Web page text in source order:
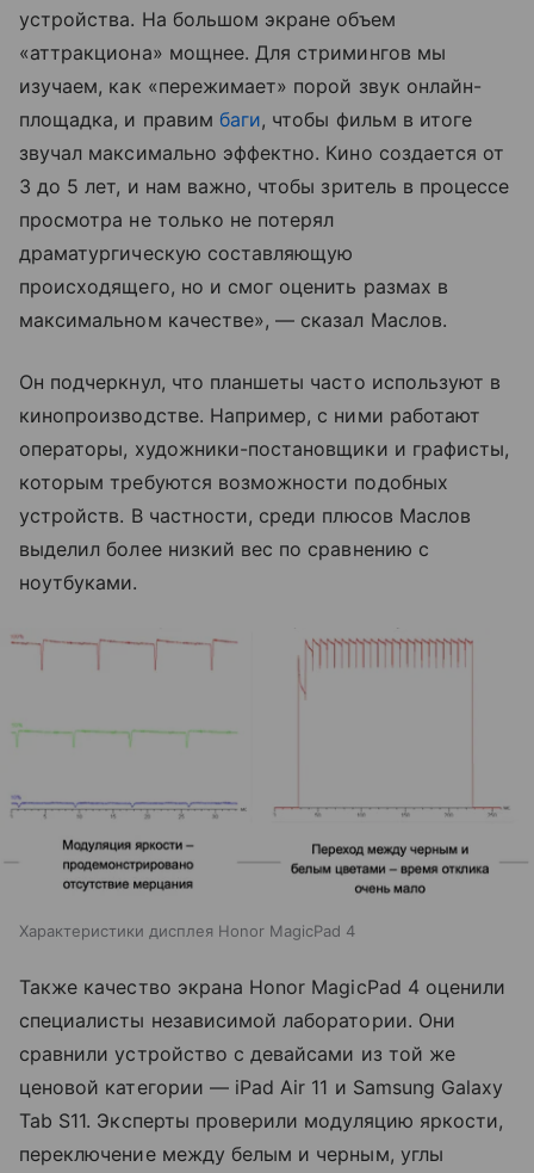
устройства. На большом экране объем
«аттракциона» мощнее. Для стримингов мы
изучаем, как «пережимает» порой звук онлайн-
площадка, и правим баги, чтобы фильм в итоге
звучал максимально эффектно. Кино создается от
3 до 5 лет, и нам важно, чтобы зритель в процессе
просмотра не только не потерял
драматургическую составляющую
происходящего, но и смог оценить размах в
максимальном качестве», — сказал Маслов.
Он подчеркнул, что планшеты часто используют в
кинопроизводстве. Например, с ними работают
операторы, художники-постановщики и графисты,
которым требуются возможности подобных
устройств. В частности, среди плюсов Маслов
выделил более низкий вес по сравнению с
ноутбуками.
Характеристики дисплея Honor MagicPad 4
Также качество экрана Honor MagicPad 4 оценили
специалисты независимой лаборатории. Они
сравнили устройство с девайсами из той же
ценовой категории — iPad Air 11 и Samsung Galaxy
Tab S11. Эксперты проверили модуляцию яркости,
переключение между белым и черным, углы